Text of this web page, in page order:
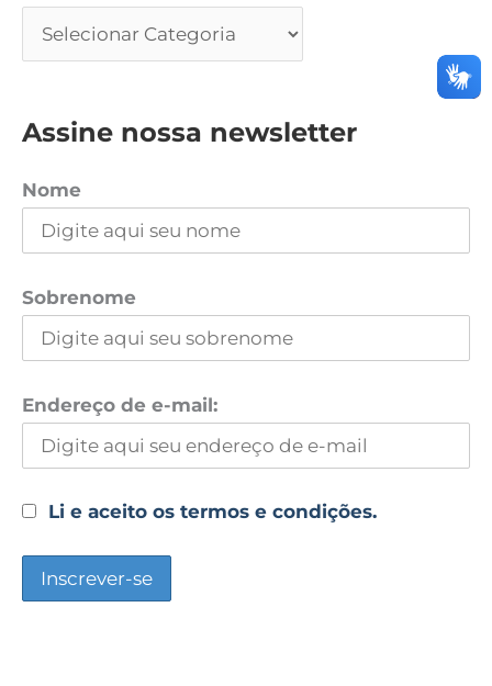
Assine nossa newsletter
Nome
Sobrenome
Endereço de e-mail:
Li e aceito os termos e condições.